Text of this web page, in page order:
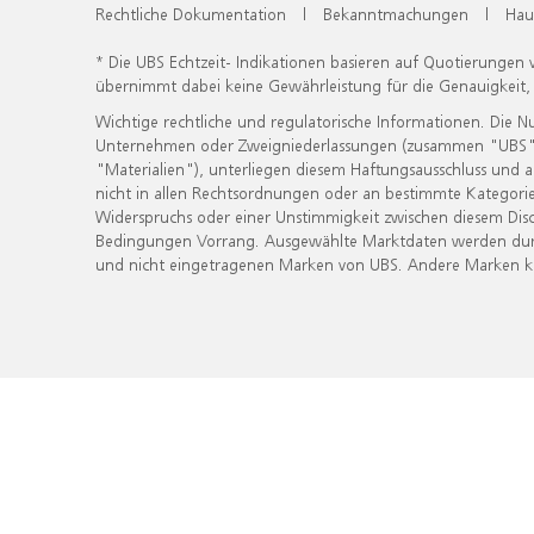
Rechtliche Dokumentation | Bekanntmachungen |
* Die UBS Echtzeit- Indikationen basieren auf
übernimmt dabei keine Gewährleistung für die
Wichtige rechtliche und regulatorische Informationen. Die
Unternehmen oder Zweigniederlassungen (zusammen
"Materialien"), unterliegen diesem Haftungsausschluss
nicht in allen Rechtsordnungen oder an bestimmte
Widerspruchs oder einer Unstimmigkeit zwischen diesem
Bedingungen Vorrang. Ausgewählte Marktdaten werden
und nicht eingetragenen Marken von UBS. Andere Marken